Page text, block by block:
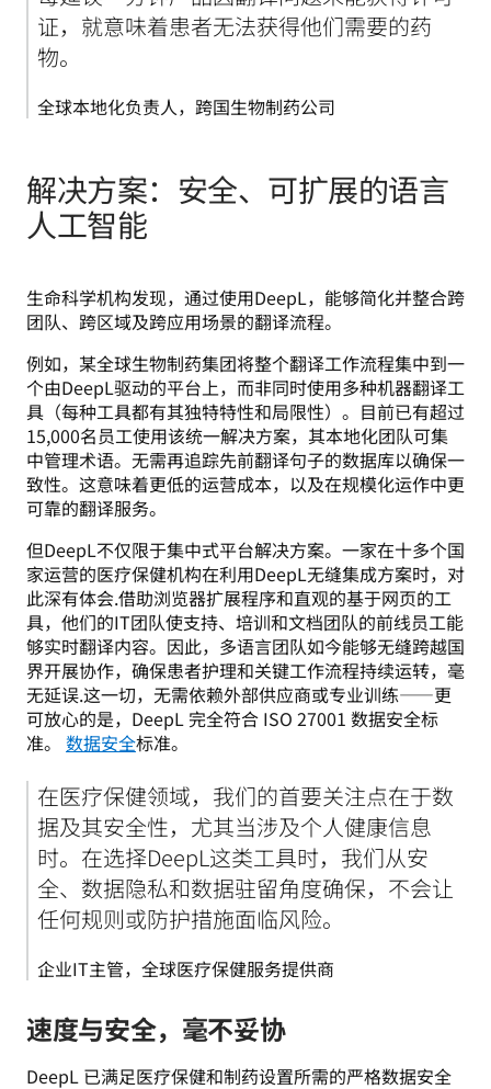
证，就意味着患者无法获得他们需要的药
物。
全球本地化负责人，跨国生物制药公司
解决方案：安全、可扩展的语言
人工智能
生命科学机构发现，通过使用DeepL，能够简化并整合跨
团队、跨区域及跨应用场景的翻译流程。
例如，某全球生物制药集团将整个翻译工作流程集中到一
个由DeepL驱动的平台上，而非同时使用多种机器翻译工
具（每种工具都有其独特特性和局限性）。目前已有超过
15,000名员工使用该统一解决方案，其本地化团队可集
中管理术语。无需再追踪先前翻译句子的数据库以确保一
致性。这意味着更低的运营成本，以及在规模化运作中更
可靠的翻译服务。
但DeepL不仅限于集中式平台解决方案。一家在十多个国
家运营的医疗保健机构在利用DeepL无缝集成方案时，对
此深有体会.借助浏览器扩展程序和直观的基于网页的工
具，他们的IT团队使支持、培训和文档团队的前线员工能
够实时翻译内容。因此，多语言团队如今能够无缝跨越国
界开展协作，确保患者护理和关键工作流程持续运转，毫
无延误.这一切，无需依赖外部供应商或专业训练——更
可放心的是，DeepL 完全符合 ISO 27001 数据安全标
准。 数据安全标准。
在医疗保健领域，我们的首要关注点在于数
据及其安全性，尤其当涉及个人健康信息
时。在选择DeepL这类工具时，我们从安
全、数据隐私和数据驻留角度确保，不会让
任何规则或防护措施面临风险。
企业IT主管，全球医疗保健服务提供商
速度与安全，毫不妥协
DeepL 已满足医疗保健和制药设置所需的严格数据安全